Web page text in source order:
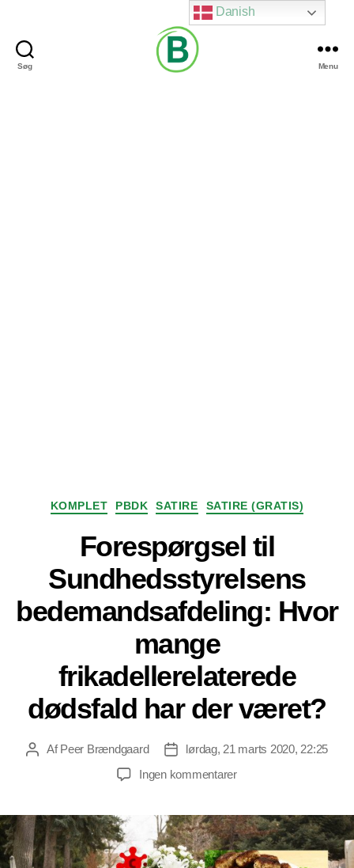
Søg Menu
Kategorier
KOMPLET PBDK SATIRE SATIRE (GRATIS)
Forespørgsel til
Sundhedsstyrelsens
bedemandsafdeling: Hvor
mange
frikadellerelaterede
dødsfald har der været?
Indlægsforfatter
AfPeer Brændgaard Indlægsdato
lørdag, 21 marts 2020, 22:25
Ingen kommentarertil
Sundhedsstyrelsens
bedemandsafdeling:
Hvor
Danish